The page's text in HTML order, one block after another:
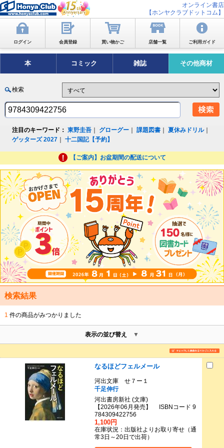
オンライン書店
【ホンヤクラブドットコム】
ログイン 会員登録 買い物かご 店舗一覧 ご利用ガイド
本 コミック 雑誌 その他商材
検索
注目のキーワード： 東野圭吾 グローグー ｜課題図書 ｜夏休みドリル｜
ゲッターズ 2027 ｜十二国記【予約】
【ご案内】お盆期間の配送について
検索結果
1 件の商品がみつかりました
表示の並び替え
なるほどフェルメール
河出文庫 せ７ー１
千足伸行
河出書房新社 (文庫)
【2026年06月発売】 ISBNコード 9
784309422756
1,100円
在庫状況：出版社よりお取り寄せ（通
常3日～20日で出荷）